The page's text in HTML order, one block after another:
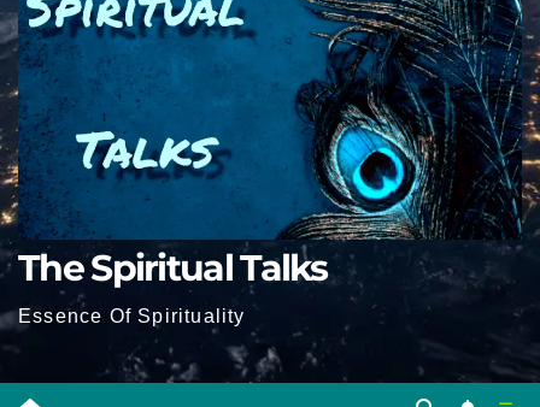
The Spiritual Talks
Essence Of Spirituality